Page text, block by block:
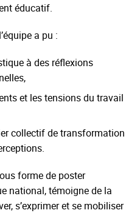
éducatif.
a pu :
à des réflexions
et les tensions du travail
collectif de transformation
forme de poster
national, témoigne de la
s’exprimer et se mobiliser